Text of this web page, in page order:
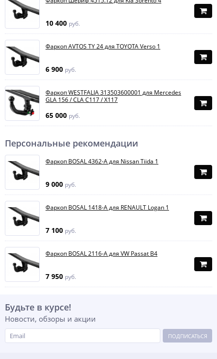
10 400 руб.
Фаркоп AVTOS TY 24 для TOYOTA Verso 1
6 900 руб.
Фаркоп WESTFALIA 313503600001 для Mercedes
GLA 156 / CLA C117 / X117
65 000 руб.
Персональные рекомендации
Фаркоп BOSAL 4362-A для Nissan Tiida 1
9 000 руб.
Фаркоп BOSAL 1418-A для RENAULT Logan 1
7 100 руб.
Фаркоп BOSAL 2116-A для VW Passat B4
7 950 руб.
Будьте в курсе!
Новости, обзоры и акции
ПОДПИСАТЬСЯ